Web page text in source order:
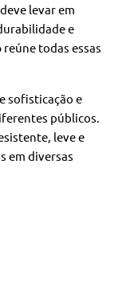
levar em
e
reúne todas essas
sofisticação e
públicos.
leve e
em diversas